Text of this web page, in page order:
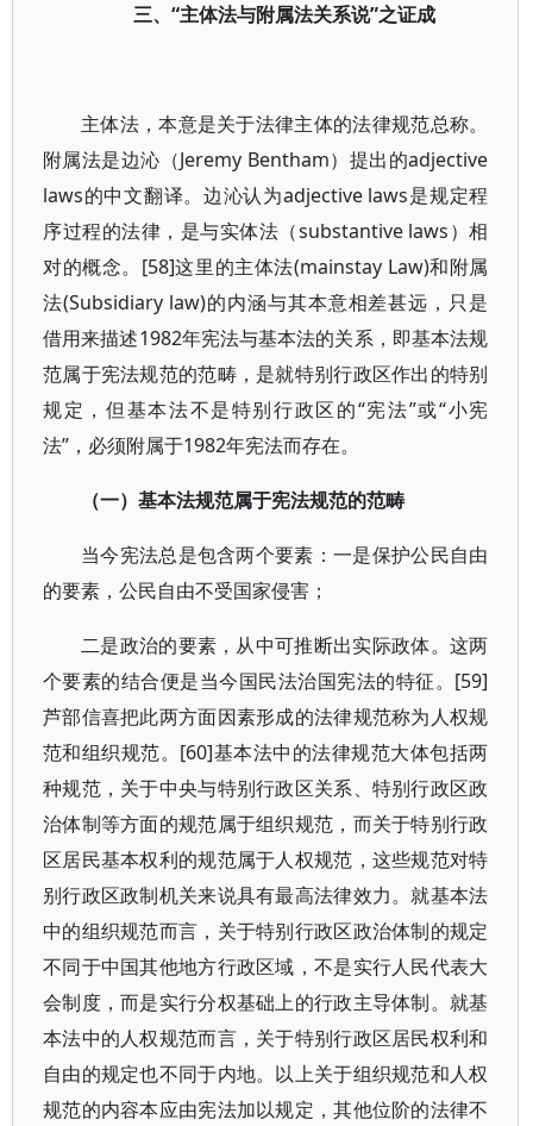
三、“主体法与附属法关系说”之证成
主体法，本意是关于法律主体的法律规范总称。
附属法是边沁（Jeremy Bentham）提出的adjective
laws的中文翻译。边沁认为adjective laws是规定程
序过程的法律，是与实体法（substantive laws）相
对的概念。[58]这里的主体法(mainstay Law)和附属
法(Subsidiary law)的内涵与其本意相差甚远，只是
借用来描述1982年宪法与基本法的关系，即基本法规
范属于宪法规范的范畴，是就特别行政区作出的特别
规定，但基本法不是特别行政区的“宪法”或“小宪
法”，必须附属于1982年宪法而存在。
（一）基本法规范属于宪法规范的范畴
当今宪法总是包含两个要素：一是保护公民自由
的要素，公民自由不受国家侵害；
二是政治的要素，从中可推断出实际政体。这两
个要素的结合便是当今国民法治国宪法的特征。[59]
芦部信喜把此两方面因素形成的法律规范称为人权规
范和组织规范。[60]基本法中的法律规范大体包括两
种规范，关于中央与特别行政区关系、特别行政区政
治体制等方面的规范属于组织规范，而关于特别行政
区居民基本权利的规范属于人权规范，这些规范对特
别行政区政制机关来说具有最高法律效力。就基本法
中的组织规范而言，关于特别行政区政治体制的规定
不同于中国其他地方行政区域，不是实行人民代表大
会制度，而是实行分权基础上的行政主导体制。就基
本法中的人权规范而言，关于特别行政区居民权利和
自由的规定也不同于内地。以上关于组织规范和人权
规范的内容本应由宪法加以规定，其他位阶的法律不